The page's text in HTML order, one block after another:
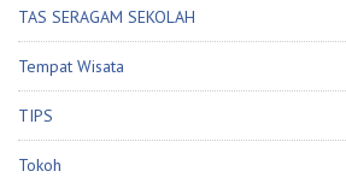
TAS SERAGAM SEKOLAH
Tempat Wisata
TIPS
Tokoh